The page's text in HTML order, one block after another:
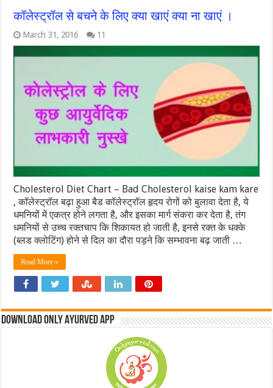
कॉलेस्ट्रॉल से बचने के लिए क्या खाएं क्या ना खाएं ।
March 31, 2016 11
Cholesterol Diet Chart – Bad Cholesterol kaise kam kare
, कॉलेस्ट्रॉल बढ़ा हुआ बैड कॉलेस्ट्रॉल हृदय रोगों को बुलावा देता है, ये
धमनियों में एकत्र होने लगता है, और इसका मार्ग संकरा कर देता है, तंग
धमनियों से उच्च रक्तचाप कि शिकायत हो जाती है, इनसे रक्त के धक्के
(ब्लड क्लोटिंग) होने से दिल का दौरा पड़ने कि सम्भावना बढ़ जाती …
Read More »
Download Only Ayurved App